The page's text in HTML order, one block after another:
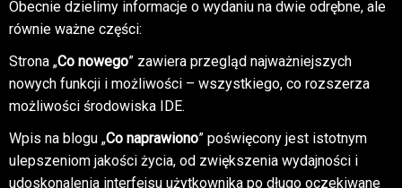
Obecnie dzielimy informacje o wydaniu na dwie odrębne, ale
równie ważne części:
Strona „Co nowego” zawiera przegląd najważniejszych
nowych funkcji i możliwości – wszystkiego, co rozszerza
możliwości środowiska IDE.
Wpis na blogu „Co naprawiono” poświęcony jest istotnym
ulepszeniom jakości życia, od zwiększenia wydajności i
udoskonalenia interfejsu użytkownika po długo oczekiwane